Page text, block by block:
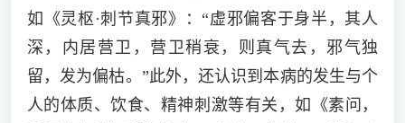
如《灵枢·刺节真邪》：“虚邪偏客于身半，其人
深，内居营卫，营卫稍衰，则真气去，邪气独
留，发为偏枯。”此外，还认识到本病的发生与个
人的体质、饮食、精神刺激等有关，如《素问，